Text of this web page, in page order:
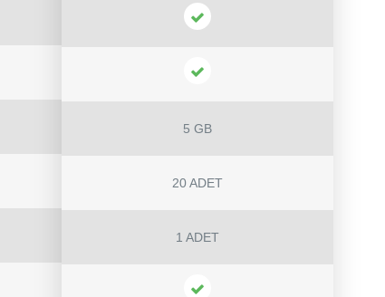
5 GB
20 ADET
1 ADET